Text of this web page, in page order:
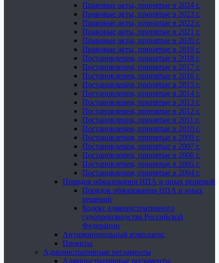
Правовые акты, принятые в 2024 г.
Правовые акты, принятые в 2023 г.
Правовые акты, принятые в 2022 г.
Правовые акты, принятые в 2021 г.
Правовые акты, принятые в 2020 г.
Правовые акты, принятые в 2019 г.
Постановления, принятые в 2018 г.
Постановления, принятые в 2017 г.
Постановления, принятые в 2016 г.
Постановления, принятые в 2015 г.
Постановления, принятые в 2014 г.
Постановления, принятые в 2013 г.
Постановления, принятые в 2012 г.
Постановления, принятые в 2011 г.
Постановления, принятые в 2010 г.
Постановления, принятые в 2009 г.
Постановления, принятые в 2007 г.
Постановления, принятые в 2006 г.
Постановления, принятые в 2005 г.
Постановления, принятые в 2004 г.
Порядок обжалования НПА и иных решений
Порядок обжалования НПА и иных
решений
Кодекс административного
судопроизводства Российской
Федерации
Антимонопольный комплаенс
Проекты
Административные регламенты
Административные регламенты